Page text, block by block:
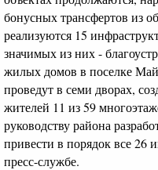
бонусных трансфертов из
реализуются 15
значимых из них -
жилых домов в поселке
проведут в семи дворах,
жителей 11 из 59
руководству района
привести в порядок все
пресс-службе.